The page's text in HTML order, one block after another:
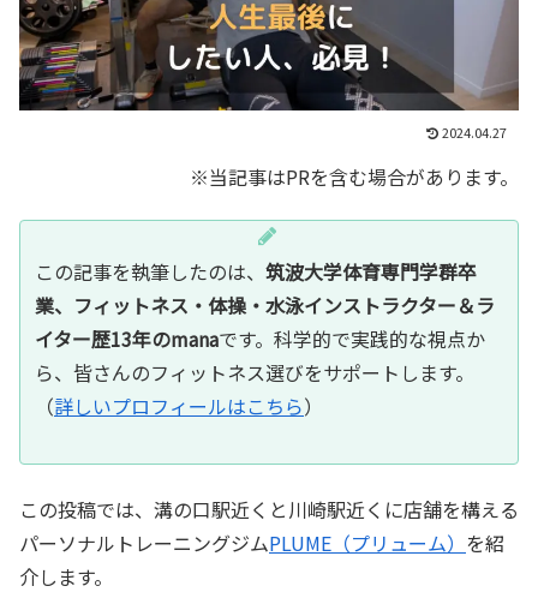
2024.04.27
※当記事はPRを含む場合があります。
この記事を執筆したのは、 筑波大学体育専門学群卒
業、フィットネス・体操・水泳インストラクター＆ラ
イター歴13年のmanaです。科学的で実践的な視点か
ら、皆さんのフィットネス選びをサポートします。
（詳しいプロフィールはこちら）
この投稿では、溝の口駅近くと川崎駅近くに店舗を構える
パーソナルトレーニングジムPLUME（プリューム） を紹
介します。